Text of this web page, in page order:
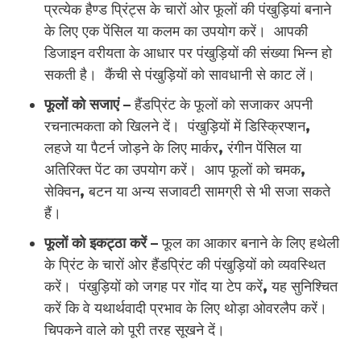
प्रत्येक हैण्ड प्रिंट्स के चारों ओर फूलों की पंखुड़ियां बनाने
के लिए एक पेंसिल या कलम का उपयोग करें। आपकी
डिजाइन वरीयता के आधार पर पंखुड़ियों की संख्या भिन्न हो
सकती है। कैंची से पंखुड़ियों को सावधानी से काट लें।
फूलों को सजाएं –हैंडप्रिंट के फूलों को सजाकर अपनी
रचनात्मकता को खिलने दें। पंखुड़ियों में डिस्क्रिप्शन,
लहजे या पैटर्न जोड़ने के लिए मार्कर, रंगीन पेंसिल या
अतिरिक्त पेंट का उपयोग करें। आप फूलों को चमक,
सेक्विन, बटन या अन्य सजावटी सामग्री से भी सजा सकते
हैं।
फूलों को इकट्ठा करें –फूल का आकार बनाने के लिए हथेली
के प्रिंट के चारों ओर हैंडप्रिंट की पंखुड़ियों को व्यवस्थित
करें। पंखुड़ियों को जगह पर गोंद या टेप करें, यह सुनिश्चित
करें कि वे यथार्थवादी प्रभाव के लिए थोड़ा ओवरलैप करें।
चिपकने वाले को पूरी तरह सूखने दें।